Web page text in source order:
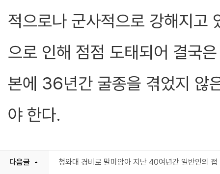
적으로나 군사적으로 강해지고
으로 인해 점점 도태되어 결국
본에 36년간 굴종을 겪었지 않
야 한다.
다음글 청와대 경비로 말미암아 지난 40여년간 일반인의 접